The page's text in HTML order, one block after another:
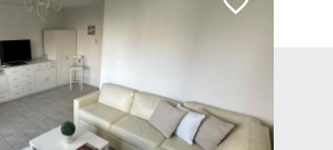
Dodaj do